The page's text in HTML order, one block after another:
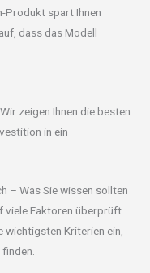
Produkt spart Ihnen
dass das Modell
zeigen Ihnen die besten
in ein
– Was Sie wissen sollten
viele Faktoren überprüft
wichtigsten Kriterien ein,